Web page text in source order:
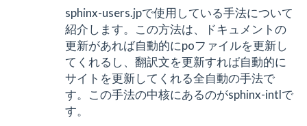
sphinx-users.jpで使用している手法について
紹介します。この方法は、ドキュメントの
更新があれば自動的にpoファイルを更新し
てくれるし、翻訳文を更新すれば自動的に
サイトを更新してくれる全自動の手法で
す。この手法の中核にあるのがsphinx-intlで
す。